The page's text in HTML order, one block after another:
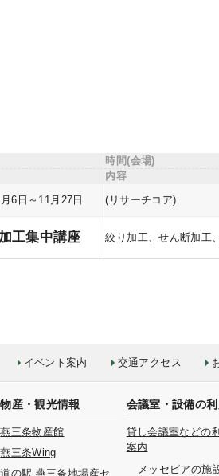
時間(会場)
内容
6日～11月27日
(リサーチコア)
工集中講座 絞り加工、せん断加工
イベント案内 交通アクセス
物産・観光情報
燕三条物産館
燕三条Wing
道の駅 燕三条地場産セ
会議室・設備の
貸し会議室などの
案内
メッセピアの施